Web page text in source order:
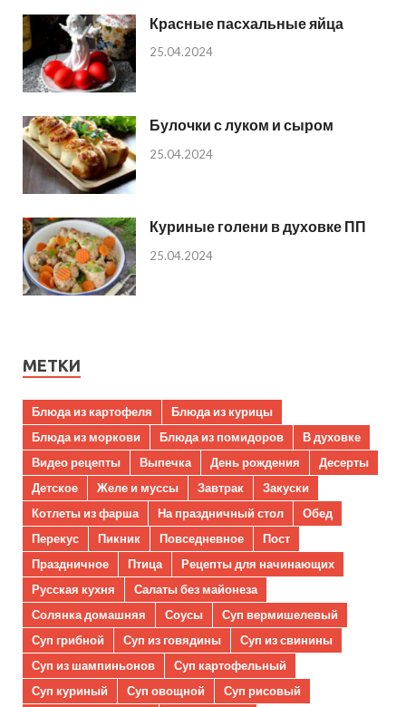
Красные пасхальные яйца
25.04.2024
Булочки с луком и сыром
25.04.2024
Куриные голени в духовке ПП
25.04.2024
МЕТКИ
Блюда из картофеля
Блюда из курицы
Блюда из моркови
Блюда из помидоров
В духовке
Видео рецепты
Выпечка День рождения
Десерты
Детское
Желе и муссы Завтрак
Закуски
Котлеты из фарша
На праздничный стол
Обед
Перекус
Пикник Повседневное
Пост
Праздничное
Птица
Рецепты для начинающих
Русская кухня
Салаты без майонеза
Солянка домашняя
Соусы
Суп вермишелевый
Суп грибной
Суп из говядины
Суп из свинины
Суп из шампиньонов
Суп картофельный
Суп куриный
Суп овощной
Суп рисовый